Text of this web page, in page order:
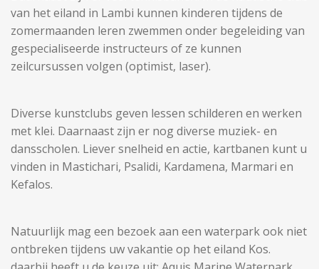
van het eiland in Lambi kunnen kinderen tijdens de
zomermaanden leren zwemmen onder begeleiding van
gespecialiseerde instructeurs of ze kunnen
zeilcursussen volgen (optimist, laser).
Diverse kunstclubs geven lessen schilderen en werken
met klei. Daarnaast zijn er nog diverse muziek- en
dansscholen. Liever snelheid en actie, kartbanen kunt u
vinden in Mastichari, Psalidi, Kardamena, Marmari en
Kefalos.
Natuurlijk mag een bezoek aan een waterpark ook niet
ontbreken tijdens uw vakantie op het eiland Kos.